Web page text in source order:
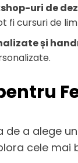
uri de
fi cursuri de
și
de a alege
cele mai